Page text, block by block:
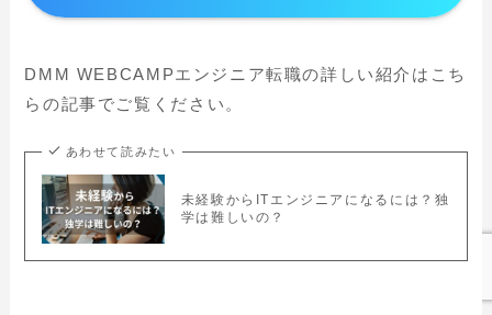
DMM WEBCAMPエンジニア転職の詳しい紹介はこち
らの記事でご覧ください。
あわせて読みたい
未経験からITエンジニアになるには？独
学は難しいの？